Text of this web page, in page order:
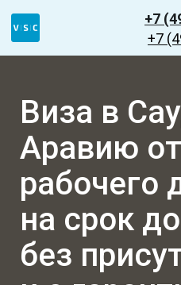
+7
+7
Виза в
Аравию
рабочего
на срок
без